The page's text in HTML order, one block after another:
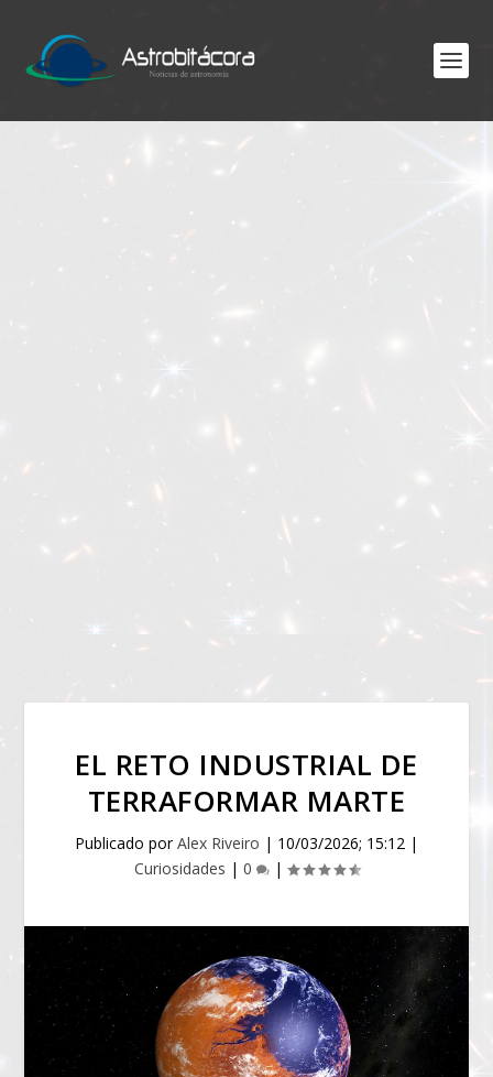
EL RETO INDUSTRIAL DE
TERRAFORMAR MARTE
Publicado porAlex Riveiro | 10/03/2026; 15:12 |
Curiosidades | 0 |